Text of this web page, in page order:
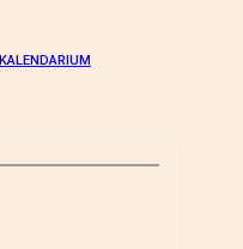
KALENDARIUM